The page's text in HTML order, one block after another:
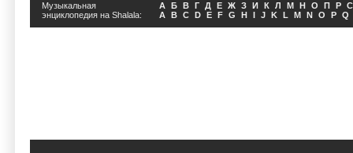
Музыкальная
энциклопедия на Shalala:
A Б В Г Д Е Ж З И К Л М Н О П Р С
A B C D E F G H I J K L M N O P Q